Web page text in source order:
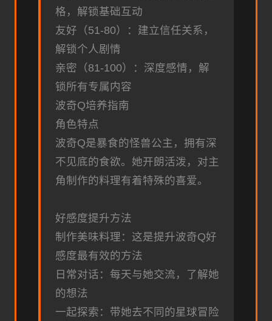
格，解锁基础互动
友好（51-80）：建立信任关系，
解锁个人剧情
亲密（81-100）：深度感情，解
锁所有专属内容
波奇Q培养指南
角色特点
波奇Q是暴食的怪兽公主，拥有深
不见底的食欲。她开朗活泼，对主
角制作的料理有着特殊的喜爱。
好感度提升方法
制作美味料理：这是提升波奇Q好
感度最有效的方法
日常对话：每天与她交流，了解她
的想法
一起探索：带她去不同的星球冒险